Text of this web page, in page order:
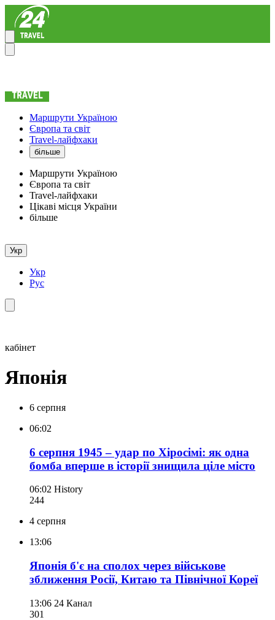
Маршрути Україною
Європа та світ
Travel-лайфхаки
більше
Маршрути Україною
Європа та світ
Travel-лайфхаки
Цікаві місця України
більше
Укр
Укр
Рус
кабінет
Японія
6 серпня
06:02
6 серпня 1945 – удар по Хіросімі: як одна
бомба вперше в історії знищила ціле місто
06:02 History
244
4 серпня
13:06
Японія б'є на сполох через військове
зближення Росії, Китаю та Північної Кореї
13:06 24 Канал
301